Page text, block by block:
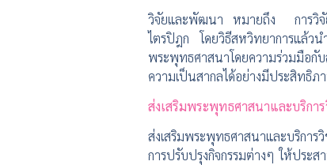
วิจัยและพัฒนา หมายถึง การวิจัย
ไตรปิฎก โดยวิธีสหวิทยาการแล้ว
พระพุทธศาสนาโดยความร่วมมือกั
ความเป็นสากลได้อย่างมีประสิทธิภ
ส่งเสริมพระพุทธศาสนาและบริกา
ส่งเสริมพระพุทธศาสนาและบริการ
การปรับปรุงกิจกรรมต่างๆ ให้ประ